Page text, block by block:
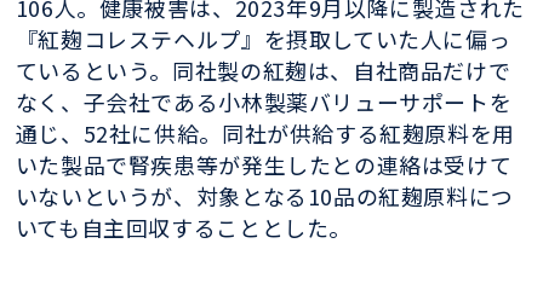
106人。健康被害は、2023年9月以降に製造された
『紅麹コレステヘルプ』を摂取していた人に偏っ
ているという。同社製の紅麹は、自社商品だけで
なく、子会社である小林製薬バリューサポートを
通じ、52社に供給。同社が供給する紅麹原料を用
いた製品で腎疾患等が発生したとの連絡は受けて
いないというが、対象となる10品の紅麹原料につ
いても自主回収することとした。